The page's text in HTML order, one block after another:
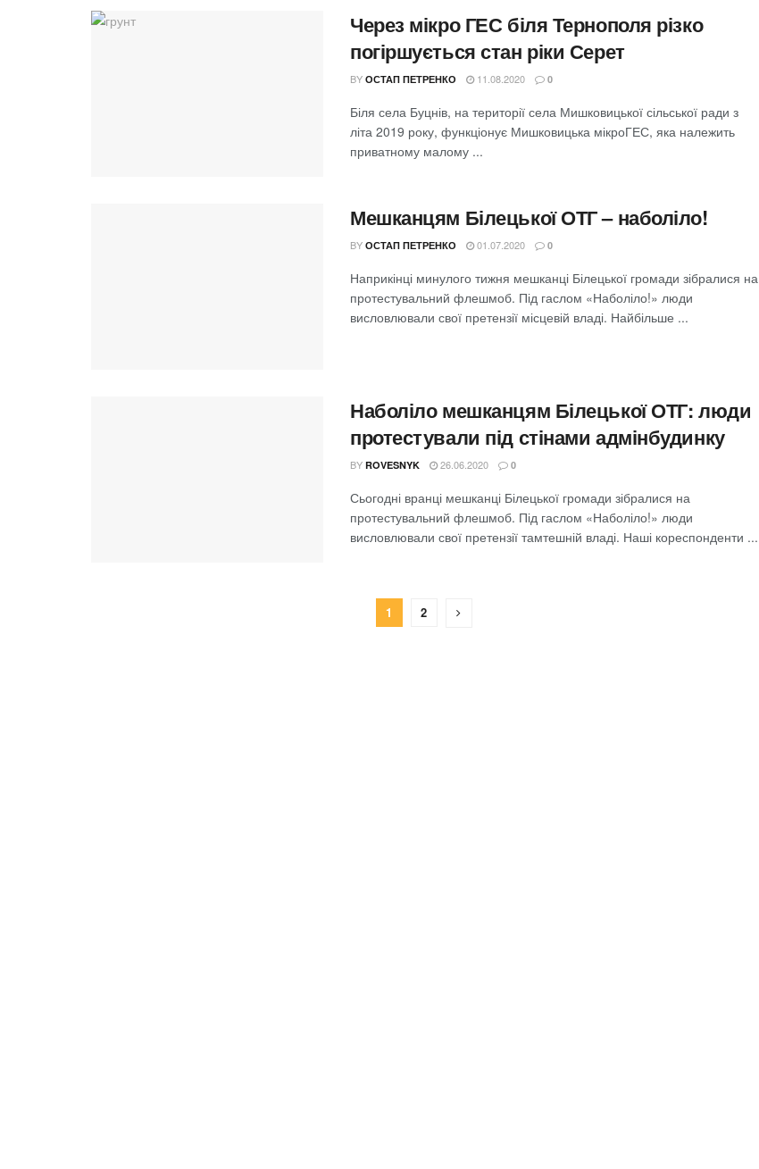
Через мікро ГЕС біля Тернополя різко
погіршується стан ріки Серет
BY ОСТАП ПЕТРЕНКО 11.08.2020 0
Біля села Буцнів, на території села Мишковицької сільської ради з
літа 2019 року, функціонує Мишковицька мікроГЕС, яка належить
приватному малому ...
Мешканцям Білецької ОТГ – наболіло!
BY ОСТАП ПЕТРЕНКО 01.07.2020 0
Наприкінці минулого тижня мешканці Білецької громади зібралися на
протестувальний флешмоб. Під гаслом «Наболіло!» люди
висловлювали свої претензії місцевій владі. Найбільше ...
Наболіло мешканцям Білецької ОТГ: люди
протестували під стінами адмінбудинку
BY ROVESNYK 26.06.2020 0
Сьогодні вранці мешканці Білецької громади зібралися на
протестувальний флешмоб. Під гаслом «Наболіло!» люди
висловлювали свої претензії тамтешній владі. Наші кореспонденти ...
1 2